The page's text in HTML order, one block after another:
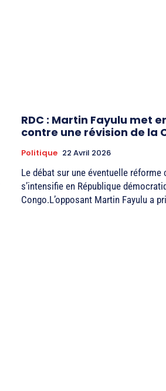
RDC : Martin Fayulu met
contre une révision de la
Politique 22 Avril 2026
Le débat sur une éventuelle
s’intensifie en République
Congo.L’opposant Martin Fayulu a